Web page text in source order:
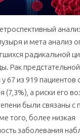
и мета анализ
радикальной
Рак
67 из 919 пациентов
(7,3%), а риски его
были связаны
того, более низкая
заболевания